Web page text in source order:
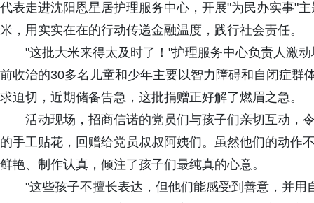
代表走进沈阳恩星居护理服务中心，开展"为民办实事"
米，用实实在在的行动传递金融温度，践行社会责任。
"这批大米来得太及时了！"护理服务中心负责人激
前收治的30多名儿童和少年主要以智力障碍和自闭症群
求迫切，近期储备告急，这批捐赠正好解了燃眉之急。
活动现场，招商信诺的党员们与孩子们亲切互动，
的手工贴花，回赠给党员叔叔阿姨们。虽然他们的动作
鲜艳、制作认真，倾注了孩子们最纯真的心意。
"这些孩子不擅长表达，但他们能感受到善意，并